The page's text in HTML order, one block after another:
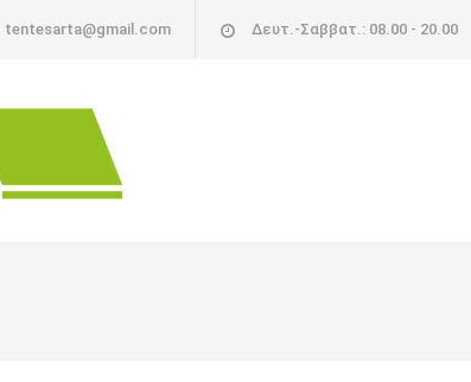
tentesarta@gmail.com Δευτ.-Σαββατ.: 08.00 - 20.00